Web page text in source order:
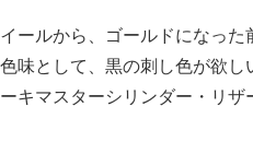
ールから、ゴールドになっ
味として、黒の刺し色が欲
キマスターシリンダー・リ